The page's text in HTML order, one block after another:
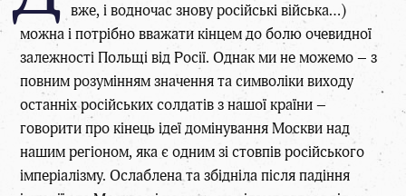
вже, і водночас знову російські війська…)
можна і потрібно вважати кінцем до болю очевидної
залежності Польщі від Росії. Однак ми не можемо – з
повним розумінням значення та символіки виходу
останніх російських солдатів з нашої країни –
говорити про кінець ідеї домінування Москви над
нашим регіоном, яка є одним зі стовпів російського
імперіалізму. Ослаблена та збідніла після падіння